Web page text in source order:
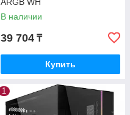
ARGB WH
В наличии
39 704 ₸
Купить
1